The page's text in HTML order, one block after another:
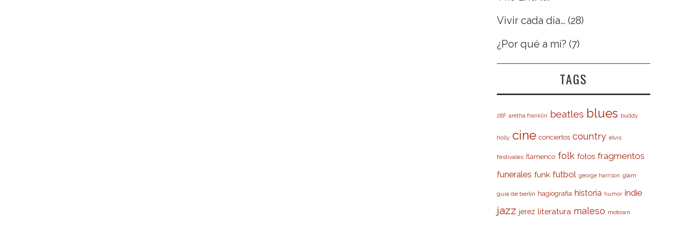
Vivir cada día… (28)
¿Por qué a mí? (7)
TAGS
28F aretha franklin beatles blues buddy
holly cine conciertos country elvis
festivales flamenco folk fotos fragmentos
funerales funk futbol george harrison glam
guía de berlín hagiografia historia humor indie
jazz jerez literatura maleso motown